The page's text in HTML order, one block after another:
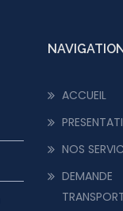
ACCUEIL
NOS
DEMANDE